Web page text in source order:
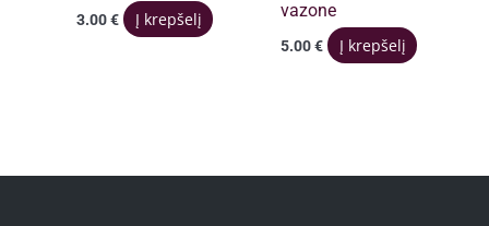
3.00€ Į krepšelį
vazone
5.00€ Į krepšelį